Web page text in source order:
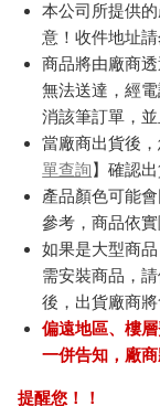
本公司所提供
意！收件地址請
商品將由廠商
無法送達，經
消該筆訂單，並
當廠商出貨後
單查詢】確認出
產品顏色可能
參考，商品依實
如果是大型商
需安裝商品，
後，出貨廠商
偏遠地區、樓
一併告知，廠商
提醒您！！